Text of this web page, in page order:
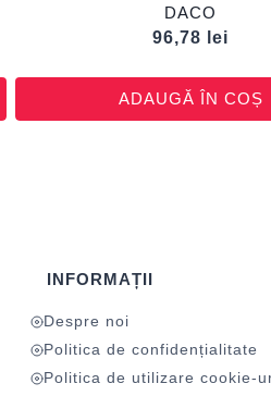
DACO
96,78
lei
ADAUGĂ ÎN COȘ
INFORMAȚII
Despre noi
Politica de confidențialitate
Politica de utilizare cookie-